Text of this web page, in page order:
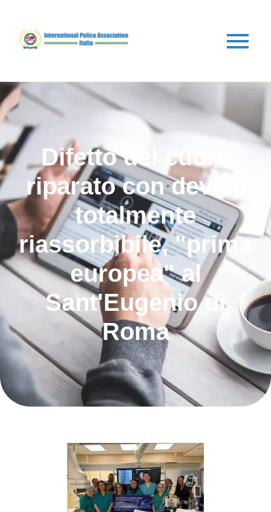
Difetto del cuore
riparato con device
totalmente
riassorbibile, "prima
europea" al
Sant'Eugenio di
Roma